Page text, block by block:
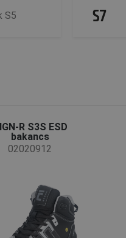
S5
R S3S ESD
bakancs
02020912